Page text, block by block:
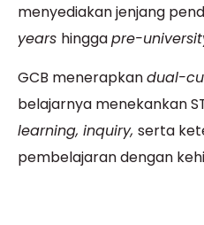
menyediakan jenjang
years hinggapre-
GCB menerapkandual-
belajarnya menekankan
learning, inquiry, serta
pembelajaran dengan